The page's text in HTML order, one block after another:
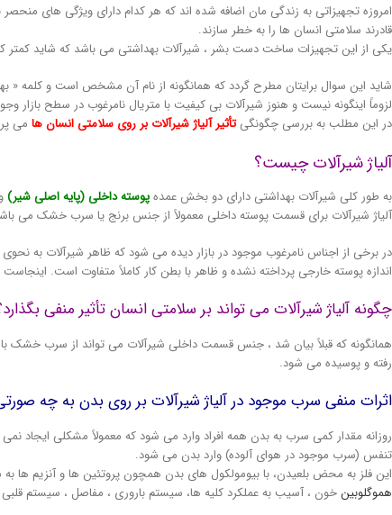
امروزه تجهیزاتی به زندگی مان اضافه شده اند که هر کدام دارای ویژگی های
قادرند سلامتی انسان ها را به خطر سازند.
یکی از این تجهیزات ساخت دست بشر ، شیرآلات بهداشتی می باشد که شاید کمتر
شاید این سوال برایتان مطرح گردد که همانگونه از نام آن مشخص است و کلمه «
لزوماً اینگونه نیست و هنوز شیرآلات بی کیفیت با متریال نامرغوب در سطح بازار
در این مطلب به بررسی چگونگیتأثیر آلیاژ شیرآلات بر روی سلامتی انسان ها می
آلیاژ شیرآلات چیست؟
به طور کلی شیرآلات بهداشتی دارای دو بخش عمدهپوسته داخلی (پایه اصلی شیر)و
آلیاژ شیرآلات برای قسمت پوسته داخلی معمولاً از جنس برنج یا سرب خشک می
در برخی از اجناس نامرغوب موجود در بازار دیده می شود که ظاهر شیرآلات به
اندازه پوسته خارجی پرداخته نشده و ظاهر با بطن کار کاملاً متفاوت است.
چگونه آلیاژ شیرآلات می تواند بر سلامتی انسان تأثیر منفی
همانگونه که قبلاً بیان شد ، جنس قسمت داخلی شیرآلات می تواند از سرب خشک
رفته و پوسیده می شود.
اثرات منفی سرب موجود در آلیاژ شیرآلات بر روی بدن به چه
روزانه مقدار کمی سرب به بدن همه افراد وارد می شود که معمولاً مشکلی ایجاد
تنفس (سرب موجود در هوای آلوده) وارد بدن می­ شود.
این فلز به محض بلعیدن، با بیومولکول­ های بدن همچون پروتئین­ ها و آنزیم­ ها
هموگلوبینخون ، آسیب به عملکرد کلیه­ ها، سیستم باروری ، مفاصل ، سیستم